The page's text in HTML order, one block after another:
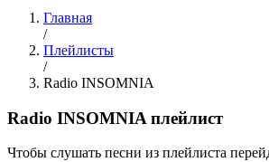
Главная
/
Плейлисты
/
Radio INSOMNIA
Radio INSOMNIA плейлист
Чтобы слушать песни из плейлиста